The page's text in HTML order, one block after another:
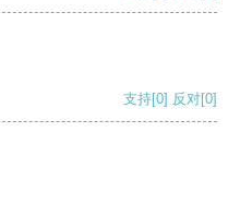
支持[0] 反对[0]